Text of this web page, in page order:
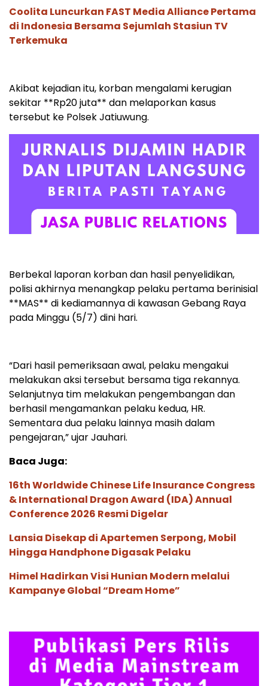
Coolita Luncurkan FAST Media Alliance Pertama
di Indonesia Bersama Sejumlah Stasiun TV
Terkemuka
Akibat kejadian itu, korban mengalami kerugian
sekitar **Rp20 juta** dan melaporkan kasus
tersebut ke Polsek Jatiuwung.
Berbekal laporan korban dan hasil penyelidikan,
polisi akhirnya menangkap pelaku pertama berinisial
**MAS** di kediamannya di kawasan Gebang Raya
pada Minggu (5/7) dini hari.
“Dari hasil pemeriksaan awal, pelaku mengakui
melakukan aksi tersebut bersama tiga rekannya.
Selanjutnya tim melakukan pengembangan dan
berhasil mengamankan pelaku kedua, HR.
Sementara dua pelaku lainnya masih dalam
pengejaran,” ujar Jauhari.
Baca Juga:
16th Worldwide Chinese Life Insurance Congress
& International Dragon Award (IDA) Annual
Conference 2026 Resmi Digelar
Lansia Disekap di Apartemen Serpong, Mobil
Hingga Handphone Digasak Pelaku
Himel Hadirkan Visi Hunian Modern melalui
Kampanye Global “Dream Home”